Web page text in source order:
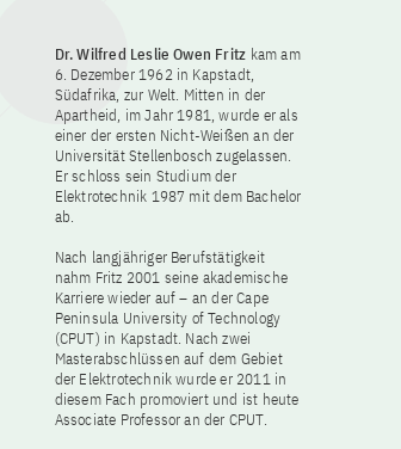
Dr. Wilfred Leslie Owen Fritz kam am
6. Dezember 1962 in Kapstadt,
Südafrika, zur Welt. Mitten in der
Apartheid, im Jahr 1981, wurde er als
einer der ersten Nicht-Weißen an der
Universität Stellenbosch zugelassen.
Er schloss sein Studium der
Elektrotechnik 1987 mit dem Bachelor
ab.
Nach langjähriger Berufstätigkeit
nahm Fritz 2001 seine akademische
Karriere wieder auf – an der Cape
Peninsula University of Technology
(CPUT) in Kapstadt. Nach zwei
Masterabschlüssen auf dem Gebiet
der Elektrotechnik wurde er 2011 in
diesem Fach promoviert und ist heute
Associate Professor an der CPUT.